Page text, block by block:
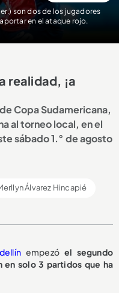
son dos de los jugadores
en el ataque rojo.
realidad, ¡a
Copa Sudamericana,
al torneo local, en el
sábado 1.° de agosto
Álvarez Hincapié
empezóel segundo
en solo 3 partidos que ha